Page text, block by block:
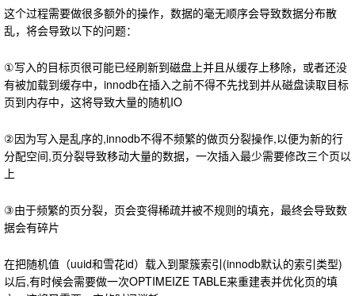
这个过程需要做很多额外的操作，数据的毫无顺序会导致数据分布散
乱，将会导致以下的问题：
①写入的目标页很可能已经刷新到磁盘上并且从缓存上移除，或者还没
有被加载到缓存中，innodb在插入之前不得不先找到并从磁盘读取目标
页到内存中，这将导致大量的随机IO
②因为写入是乱序的,innodb不得不频繁的做页分裂操作,以便为新的行
分配空间,页分裂导致移动大量的数据，一次插入最少需要修改三个页以
上
③由于频繁的页分裂，页会变得稀疏并被不规则的填充，最终会导致数
据会有碎片
在把随机值（uuid和雪花id）载入到聚簇索引(innodb默认的索引类型)
以后,有时候会需要做一次OPTIMEIZE TABLE来重建表并优化页的填